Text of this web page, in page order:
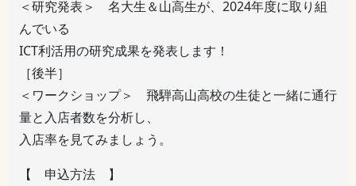
＜研究発表＞ 名大生＆山高生が、2024年度に取り組
んでいる
ICT利活用の研究成果を発表します！
［後半］
＜ワークショップ＞ 飛騨高山高校の生徒と一緒に通行
量と入店者数を分析し、
入店率を見てみましょう。
【 申込方法 】